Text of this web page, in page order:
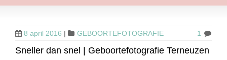
8 april 2016 | GEBOORTEFOTOGRAFIE 1
Sneller dan snel | Geboortefotografie Terneuzen